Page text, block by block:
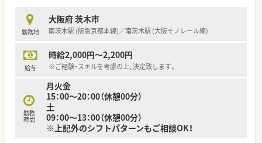
枚数20枚程で配置されており、全店舗・全時間帯に必ず事務員さ
んを配置されています。
★車通勤ご希望の方
★優しい雰囲気の職場をご希望の方
勤務地
大阪府 茨木市
南茨木駅 (阪急京都本線)／南茨木駅 (大阪モノレール線)
給与
時給2,000円～2,200円
※ご経験・スキルを考慮の上、決定致します。
勤務
時間
月火金
15：00～20：00（休憩00分）
土
09：00～13：00（休憩00分）
※上記外のシフトパターンもご相談OK！